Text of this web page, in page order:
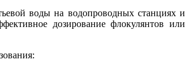
воды на водопроводных станциях и
дозирование флокулянтов или